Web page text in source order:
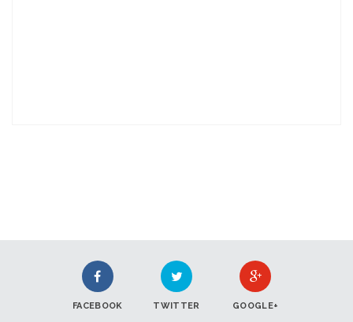
FACEBOOK TWITTER GOOGLE+